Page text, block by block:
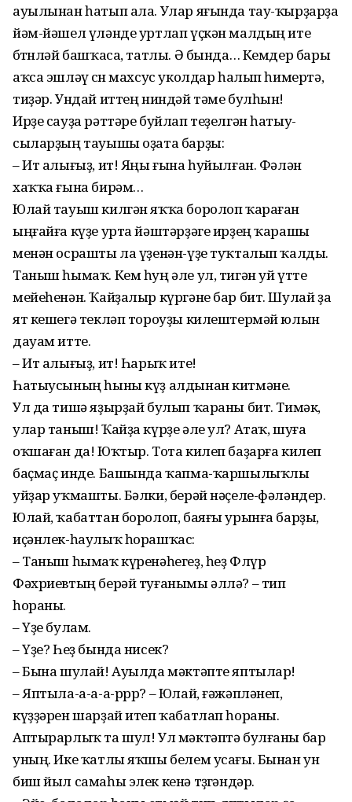
ауылынан һатып ала. Улар яғында тау-ҡырҙарҙа
йәм-йәшел үләнде уртлап үҫкән малдың ите
бөтөнләй башҡаса, татлы. Ә бында… Кемдер бары
аҡса эшләү өсөн махсус уколдар һалып һимертә,
тиҙәр. Ундай иттең ниндәй тәме булһын!
Ирҙе сауҙа рәттәре буйлап теҙелгән һатыу­
сыларҙың тауышы оҙата барҙы:
– Ит алығыҙ, ит! Яңы ғына һуйылған. Фәлән
хаҡҡа ғына бирәм…
Юлай тауыш килгән яҡҡа боролоп ҡараған
ыңғайға күҙе урта йәштәрҙәге ирҙең ҡарашы
менән осрашты ла үҙенән-үҙе туҡталып ҡалды.
Таныш һымаҡ. Кем һуң әле ул, тигән уй үтте
мейеһенән. Ҡайҙалыр күргәне бар бит. Шулай ҙа
ят кешегә текләп тороуҙы килештермәй юлын
дауам итте.
– Ит алығыҙ, ит! Һарыҡ ите!
Һатыусының һыны күҙ алдынан китмәне.
Ул да тишә яҙырҙай булып ҡараны бит. Тимәк,
улар таныш! Ҡайҙа күрҙе әле ул? Атаҡ, шуға
оҡшаған да! Юҡтыр. Тота килеп баҙарға килеп
баҫмаҫ инде. Башында ҡапма-ҡаршылыҡлы
уйҙар уҡмашты. Бәлки, берәй нәҫеле-фәләндер.
Юлай, ҡабаттан боролоп, баяғы урынға барҙы,
иҫәнлек-һаулыҡ һорашҡас:
– Таныш һымаҡ күренәһегеҙ, һеҙ Флүр
Фәхриевтың берәй туғанымы әллә? – тип
һораны.
– Үҙе булам.
– Үҙе? Һеҙ бында нисек?
– Бына шулай! Ауылда мәктәпте яптылар!
– Яптыла-а-а-а-ррр? – Юлай, ғәжәпләнеп,
күҙҙәрен шарҙай итеп ҡабатлап һораны.
Аптырарлыҡ та шул! Ул мәктәптә булғаны бар
уның. Ике ҡатлы яҡшы белем усағы. Бынан ун
биш йыл самаһы элек кенә төҙөгәндәр.